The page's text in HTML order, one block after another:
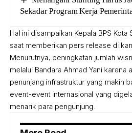
Sekadar Program Kerja
Hal ini disampaikan Kepala BPS Kota
saat memberikan pers release di
Menurutnya, peningkatan jumlah
melalui Bandara Ahmad Yani karena
penunjang infrastruktur yang makin
event-event internasional yang
menarik para pengunjung.